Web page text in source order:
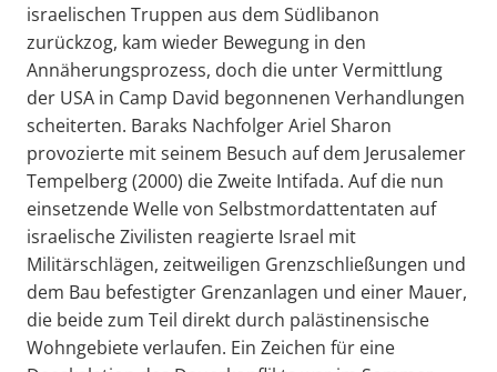
israelischen Truppen aus dem Südlibanon
zurückzog, kam wieder Bewegung in den
Annäherungsprozess, doch die unter Vermittlung
der USA in Camp David begonnenen Verhandlungen
scheiterten. Baraks Nachfolger Ariel Sharon
provozierte mit seinem Besuch auf dem Jerusalemer
Tempelberg (2000) die Zweite Intifada. Auf die nun
einsetzende Welle von Selbstmordattentaten auf
israelische Zivilisten reagierte Israel mit
Militärschlägen, zeitweiligen Grenzschließungen und
dem Bau befestigter Grenzanlagen und einer Mauer,
die beide zum Teil direkt durch palästinensische
Wohngebiete verlaufen. Ein Zeichen für eine